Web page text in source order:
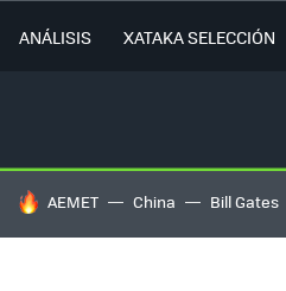
ANÁLISIS XATAKA SELECCIÓN
HOY SE HABLA DE
AEMET China Bill Gates